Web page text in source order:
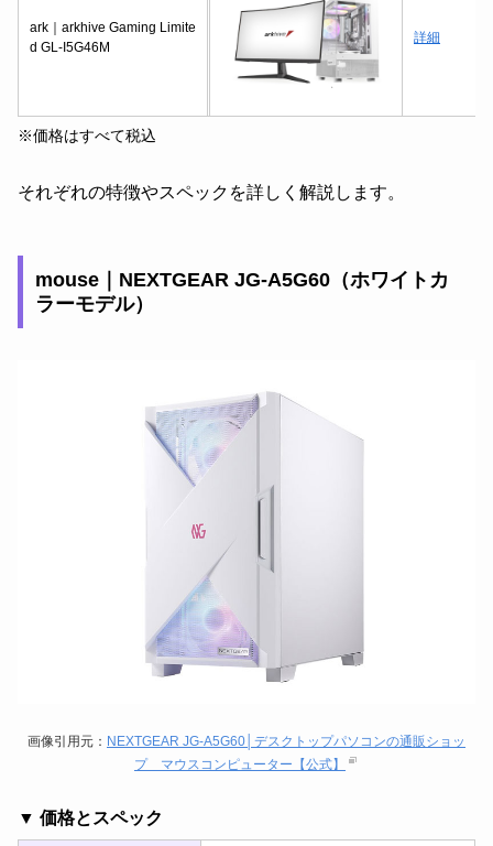
ark｜arkhive Gaming Limite
d GL-I5G46M
詳細
※価格はすべて税込
それぞれの特徴やスペックを詳しく解説します。
mouse｜NEXTGEAR JG-A5G60（ホワイトカ
ラーモデル）
画像引用元： NEXTGEAR JG-A5G60│デスクトップパソコンの通販ショッ
プ マウスコンピューター【公式】
▼ 価格とスペック